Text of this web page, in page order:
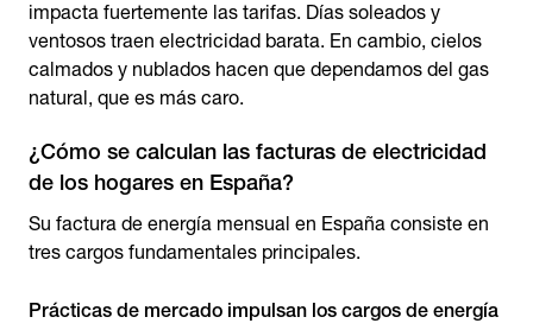
impacta fuertemente las tarifas. Días soleados y
ventosos traen electricidad barata. En cambio, cielos
calmados y nublados hacen que dependamos del gas
natural, que es más caro.
¿Cómo se calculan las facturas de electricidad
de los hogares en España?
Su factura de energía mensual en España consiste en
tres cargos fundamentales principales.
Prácticas de mercado impulsan los cargos de energía